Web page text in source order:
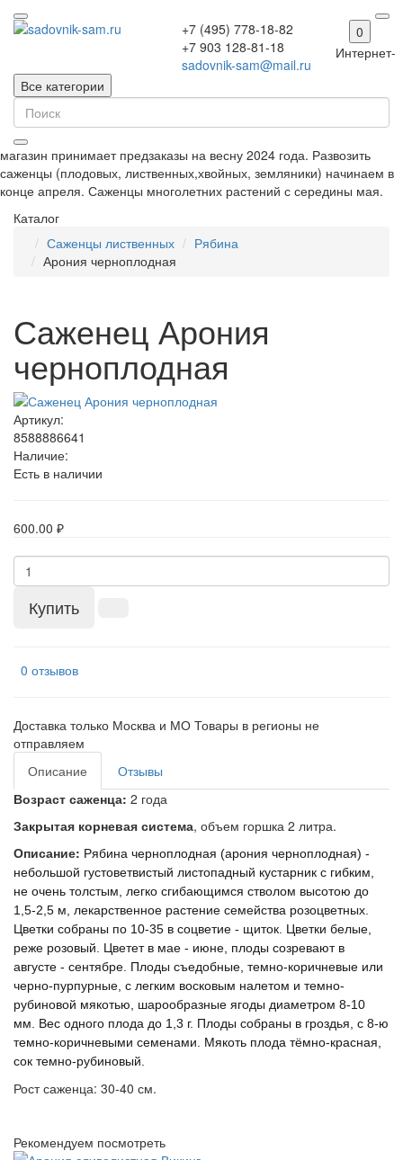
+7 (495) 778-18-82
+7 903 128-81-18
sadovnik-sam@mail.ru
0
Все категории
Интернет-
магазин принимает предзаказы на весну 2024 года. Развозить
саженцы (плодовых, лиственных,хвойных, земляники) начинаем в
конце апреля. Саженцы многолетних растений с середины мая.
Каталог
Саженцы лиственных
Рябина
Арония черноплодная
Саженец Арония
черноплодная
Артикул:
8588886641
Наличие:
Есть в наличии
600.00 ₽
Купить
0 отзывов
Доставка только Москва и МО Товары в регионы не
отправляем
Описание
Отзывы
Возраст саженца: 2 года
Закрытая корневая система, объем горшка 2 литра.
Описание: Рябина черноплодная (арония черноплодная) -
небольшой густоветвистый листопадный кустарник с гибким,
не очень толстым, легко сгибающимся стволом высотою до
1,5-2,5 м, лекарственное растение семейства розоцветных.
Цветки собраны по 10-35 в соцветие - щиток. Цветки белые,
реже розовый. Цветет в мае - июне, плоды созревают в
августе - сентябре. Плоды съедобные, темно-коричневые или
черно-пурпурные, с легким восковым налетом и темно-
рубиновой мякотью, шарообразные ягоды диаметром 8-10
мм. Вес одного плода до 1,3 г. Плоды собраны в гроздья, с 8-ю
темно-коричневыми семенами. Мякоть плода тёмно-красная,
сок темно-рубиновый.
Рост саженца: 30-40 см.
Рекомендуем посмотреть